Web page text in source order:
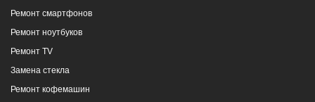
Ремонт смартфонов
Ремонт ноутбуков
Ремонт TV
Замена стекла
Ремонт кофемашин